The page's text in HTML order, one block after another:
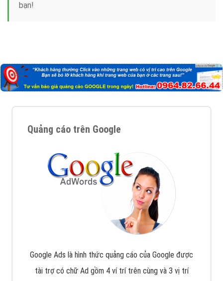
bạn!
Quảng cáo trên Google
Google Ads là hình thức quảng cáo của Google được
tài trợ có chữ Ad gồm 4 ví trí trên cùng và 3 vị trí